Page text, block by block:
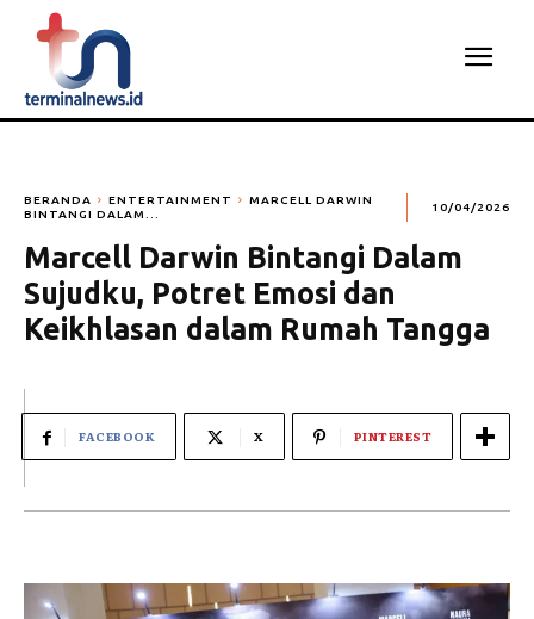
BERANDA ENTERTAINMENT
MARCELL DARWIN
BINTANGI DALAM...
10/04/2026
Marcell Darwin Bintangi Dalam
Sujudku, Potret Emosi dan
Keikhlasan dalam Rumah Tangga
FACEBOOK X PINTEREST